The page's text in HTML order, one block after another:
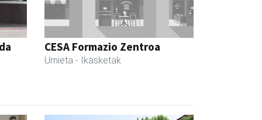
CESA Formazio Zentroa
Urnieta - Ikasketak